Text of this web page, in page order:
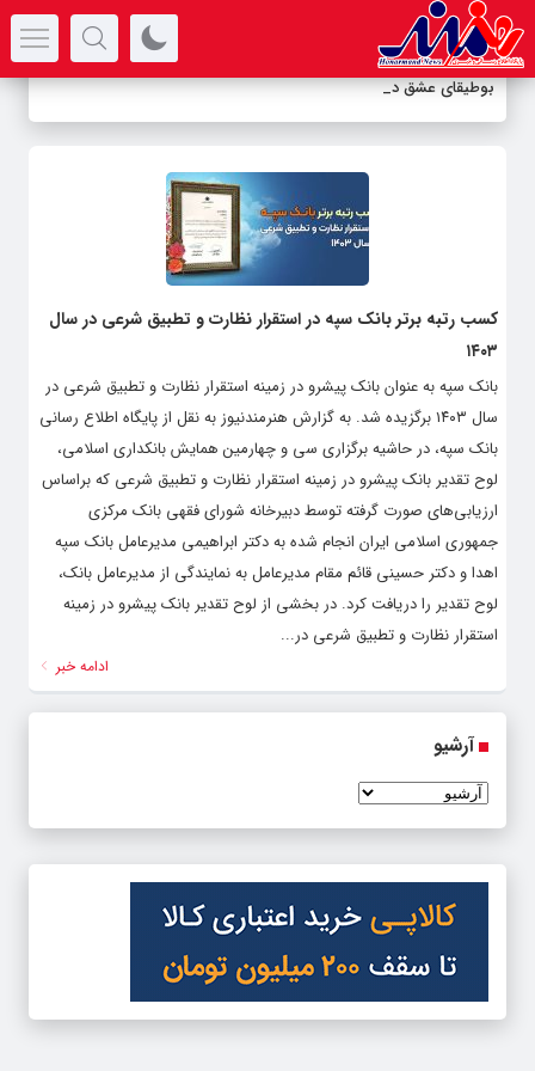
بوطیقای عشق در_
کسب رتبه برتر بانک سپه در استقرار نظارت و تطبیق شرعی در سال
۱۴۰۳
بانک سپه به عنوان بانک پیشرو در زمینه استقرار نظارت و تطبیق شرعی در
سال ۱۴۰۳ برگزیده شد. به گزارش هنرمندنیوز به نقل از پایگاه اطلاع رسانی
بانک سپه، در حاشیه برگزاری سی و چهارمین همایش بانکداری اسلامی،
لوح تقدیر بانک پیشرو در زمینه استقرار نظارت و تطبیق شرعی که بر‌اساس
ارزیابی‌های صورت گرفته توسط دبیرخانه شورای فقهی بانک مرکزی
جمهوری اسلامی ایران انجام شده به دکتر ابراهیمی مدیر‌عامل بانک سپه
اهدا و دکتر حسینی قائم مقام مدیر‌عامل به نمایندگی از مدیرعامل بانک،
لوح تقدیر را دریافت کرد. در بخشی از لوح تقدیر بانک پیشرو در زمینه
استقرار نظارت و تطبیق شرعی در...
ادامه خبر
آرشیو